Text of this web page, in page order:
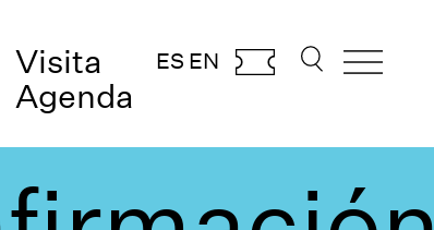
Visita
Agenda
ES EN